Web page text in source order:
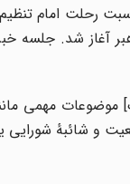
رحلت امام
آغاز شد. جلسه
مهمی
و شائبهٔ شورایی